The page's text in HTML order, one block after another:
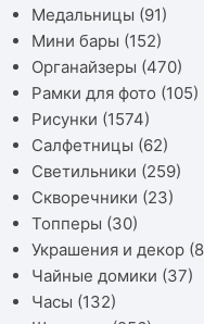
Медальницы (91)
Мини бары (152)
Органайзеры (470)
Рамки для фото (105)
Рисунки (1574)
Салфетницы (62)
Светильники (259)
Скворечники (23)
Топперы (30)
Украшения и декор
Чайные домики (37)
Часы (132)